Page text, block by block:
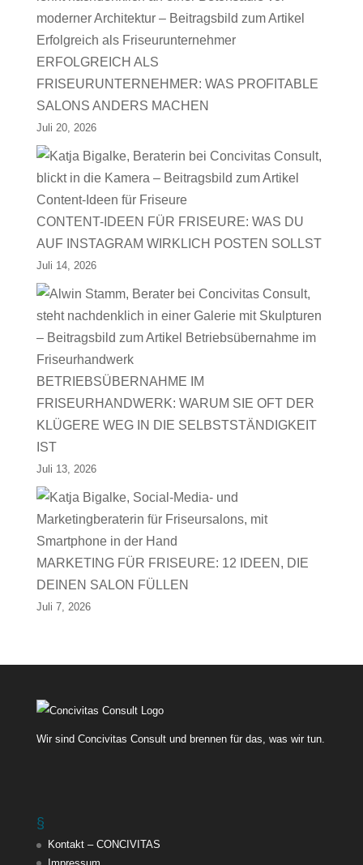
ERFOLGREICH ALS
FRISEURUNTERNEHMER: WAS PROFITABLE
SALONS ANDERS MACHEN
Juli 20, 2026
CONTENT-IDEEN FÜR FRISEURE: WAS DU
AUF INSTAGRAM WIRKLICH POSTEN SOLLST
Juli 14, 2026
BETRIEBSÜBERNAHME IM
FRISEURHANDWERK: WARUM SIE OFT DER
KLÜGERE WEG IN DIE SELBSTSTÄNDIGKEIT
IST
Juli 13, 2026
MARKETING FÜR FRISEURE: 12 IDEEN, DIE
DEINEN SALON FÜLLEN
Juli 7, 2026
Wir sind Concivitas Consult und brennen für das, was wir tun.
§
Kontakt – CONCIVITAS